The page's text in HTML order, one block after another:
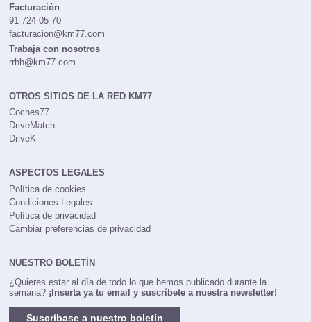
Facturación
91 724 05 70
facturacion@km77.com
Trabaja con nosotros
rrhh@km77.com
OTROS SITIOS DE LA RED KM77
Coches77
DriveMatch
DriveK
ASPECTOS LEGALES
Política de cookies
Condiciones Legales
Política de privacidad
Cambiar preferencias de privacidad
NUESTRO BOLETÍN
¿Quieres estar al día de todo lo que hemos publicado durante la
semana? ¡Inserta ya tu email y suscríbete a nuestra newsletter!
Suscríbase a nuestro boletín